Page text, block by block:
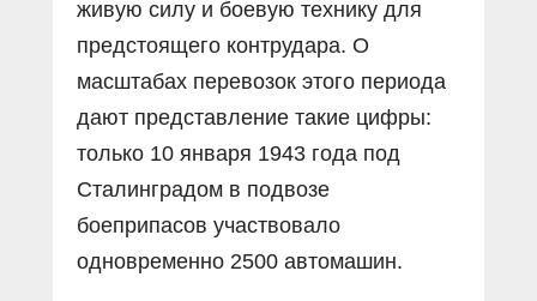
живую силу и боевую технику для
предстоящего контрудара. О
масштабах перевозок этого периода
дают представление такие цифры:
только 10 января 1943 года под
Сталинградом в подвозе
боеприпасов участвовало
одновременно 2500 автомашин.